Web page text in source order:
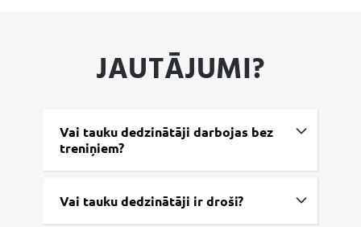
JAUTĀJUMI?
Vai tauku dedzinātāji darbojas bez
treniņiem?
Vai tauku dedzinātāji ir droši?